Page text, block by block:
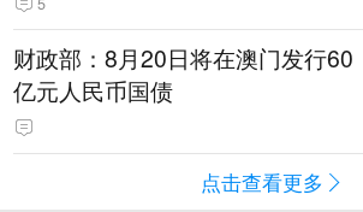
财政部：8月20日将在澳门发行60
亿元人民币国债
点击查看更多